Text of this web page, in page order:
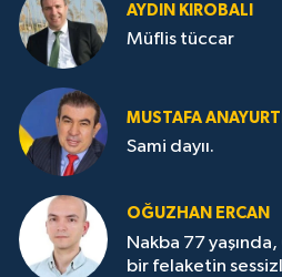
AYDIN KIROBALI
Müflis tüccar
MUSTAFA
Sami dayıı.
OĞUZHAN ERCAN
Nakba 77
bir felaketin